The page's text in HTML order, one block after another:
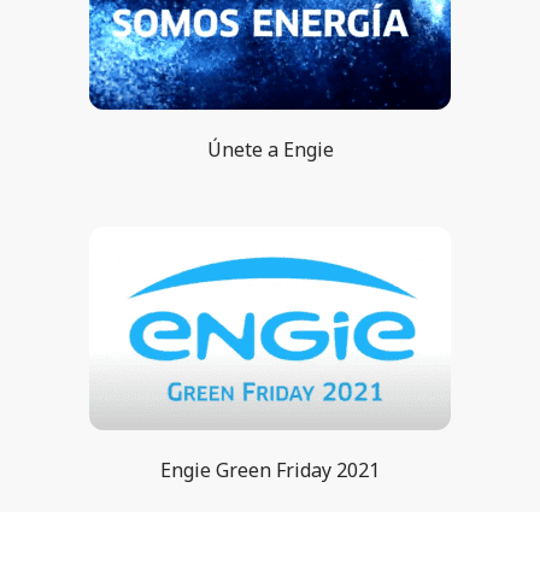
Únete a Engie
Engie Green Friday 2021